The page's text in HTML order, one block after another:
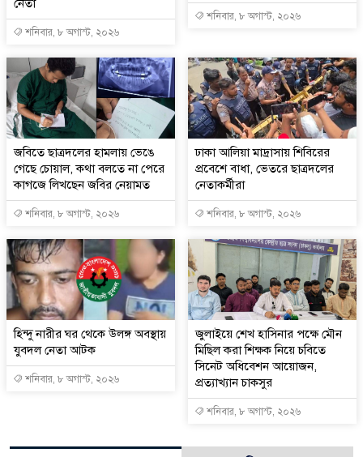
শনিবার, ৮ অগাস্ট, ২০২৬
শনিবার, ৮ অগাস্ট, ২০২৬
জবিতে ছাত্রদলের হামলায় ভেঙে
গেছে চোয়াল, কথা বলতে না পেরে
কাগজে লিখছেন জবির নেয়ামত
শনিবার, ৮ অগাস্ট, ২০২৬
ঢাকা আলিয়া মাদ্রাসায় শিবিরের
প্রবেশে বাধা, ভেতরে ছাত্রদলের
নেতাকর্মীরা
শনিবার, ৮ অগাস্ট, ২০২৬
হিন্দু নারীর ঘর থেকে উলঙ্গ অবস্থায়
যুবদল নেতা আটক
শনিবার, ৮ অগাস্ট, ২০২৬
জুলাইয়ে শেখ হাসিনার পক্ষে মৌন
মিছিল করা শিক্ষক নিয়ে চবিতে
সিনেট অধিবেশন আয়োজন,
প্রত্যাখ্যান চাকসুর
শনিবার, ৮ অগাস্ট, ২০২৬